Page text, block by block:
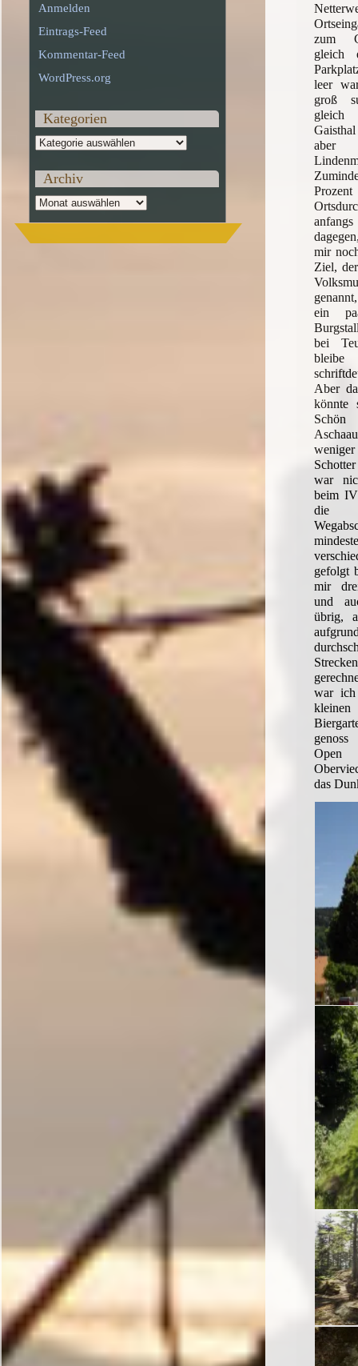
zum
gleich
leer
groß
gleich
aber
mir
Ziel,
ein
bei
Aber
könnte
war
beim
die
gefolgt
mir
und
übrig,
war
das
Anmelden
Eintrags-Feed
Kommentar-Feed
WordPress.org
Kategorien
Kategorien
Archiv
Archiv